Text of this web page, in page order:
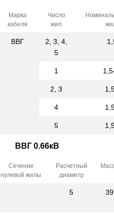
Марка
кабеля
Число
жил
ВВГ
2, 3, 4,
5
1
2, 3
4
5
ВВГ 0.66кВ
Сечение
нулевой жилы
Расчетный
диаметр
5 39